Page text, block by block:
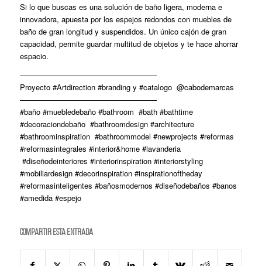
Si lo que buscas es una solución de baño ligera, moderna e
innovadora, apuesta por los espejos redondos con muebles de
baño de gran longitud y suspendidos. Un único cajón de gran
capacidad, permite guardar multitud de objetos y te hace ahorrar
espacio.
——————————————————
Proyecto #Artdirection #branding y #catalogo @cabodemarcas
——————————————————
#baño #muebledebaño #bathroom #bath #bathtime
#decoraciondebaño #bathroomdesign #architecture
#bathroominspiration #bathroommodel #newprojects #reformas
#reformasintegrales #interior&home #lavanderia
#diseñodeinteriores #interiorinspiration #interiorstyling
#mobiliardesign #decorinspiration #inspirationoftheday
#reformasinteligentes #bañosmodernos #diseñodebaños #banos
#amedida #espejo
Compartir esta entrada